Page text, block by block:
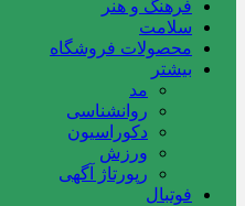
فرهنگ و هنر
سلامت
محصولات فروشگاه
بیشتر
مد
روانشناسی
دکوراسیون
ورزش
رپورتاژ آگهی
فوتبال